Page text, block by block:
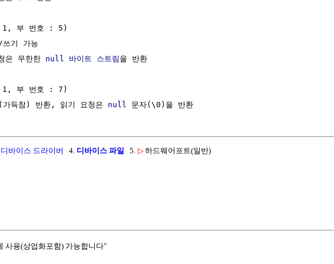
부 번호 : 5)
기 가능
은 무한한
null 바이트 스트림 을 반환
부 번호 : 7)
득참) 반환, 읽기 요청은 null
디바이스 드라이버 4. 디바이스 파일 5. ▷하드웨어포트(일반)
사용(상업화포함) 가능합니다"